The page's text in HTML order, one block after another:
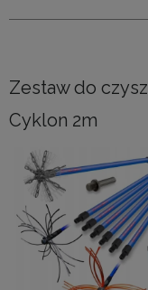
Zestaw do
Cyklon 2m